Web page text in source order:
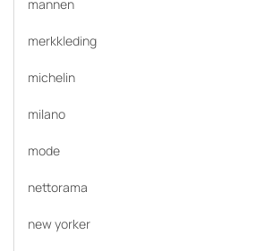
mannen
merkkleding
michelin
milano
mode
nettorama
new yorker